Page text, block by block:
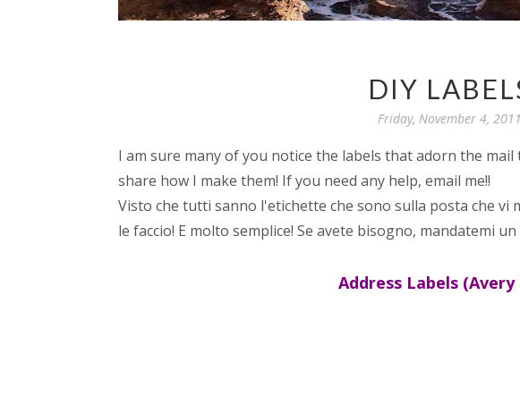
DIY
Friday, November 4, 2011
I am sure many of you notice the labels that adorn the
share how I make them! If you need any help, email me!!
Visto che tutti sanno l'etichette che sono sulla posta che vi
le faccio! E molto semplice! Se avete bisogno, mandatemi un
Address Labels (Avery